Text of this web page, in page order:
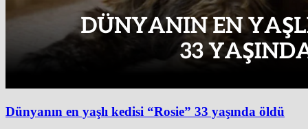
Dünyanın en yaşlı kedisi “Rosie” 33 yaşında öldü